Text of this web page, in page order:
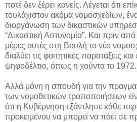
ποτέ δεν ξέρει κανείς. Λέγεται ότι
τουλάχιστον ακόμα νομοσχεδίων,
διοργάνωση των δικαστικών
“Δικαστική Αστυνομία”. Και πριν από
μέρες αυτές στη Βουλή το νέο
διαλύει τις φοιτητικές παρατάξεις και
ψηφοδέλτιο, όπως η χούντα το 1972.
Αλλά μόνη η σπουδή για την
των νομοθετικών τροποποιήσεων
ότι η Κυβέρνηση εξάντλησε κάθε
προκειμένου να μπορεί να πάει σε